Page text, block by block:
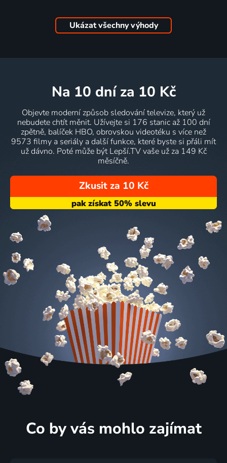
Ukázat všechny výhody
na 10 dní za 10 Kč
Objevte moderní způsob sledování televize, který už
nebudete chtít měnit. Užívejte si 176 stanic až 100 dní
zpětně, balíček HBO, obrovskou videotéku s více než
9573 filmy a seriály a další funkce, které byste si přáli mít
už dávno. Poté může být Lepší.TV vaše už za 149 Kč
měsíčně.
Zkusit za 10 Kč
Co by vás mohlo zajímat